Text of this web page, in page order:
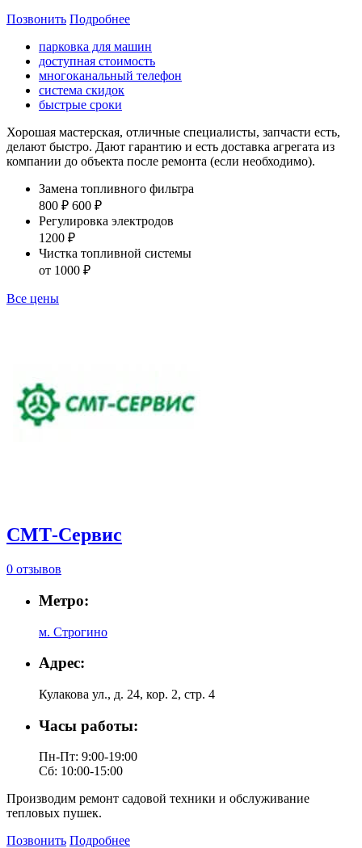
Позвонить Подробнее
парковка для машин
доступная стоимость
многоканальный телефон
система скидок
быстрые сроки
Хорошая мастерская, отличные специалисты, запчасти есть,
делают быстро. Дают гарантию и есть доставка агрегата из
компании до объекта после ремонта (если необходимо).
Замена топливного фильтра
800 ₽ 600 ₽
Регулировка электродов
1200 ₽
Чистка топливной системы
от 1000 ₽
Все цены
СМТ-Сервис
0 отзывов
Метро:
м. Строгино
Адрес:
Кулакова ул., д. 24, кор. 2, стр. 4
Часы работы:
Пн-Пт: 9:00-19:00
Сб: 10:00-15:00
Производим ремонт садовой техники и обслуживание
тепловых пушек.
Позвонить Подробнее